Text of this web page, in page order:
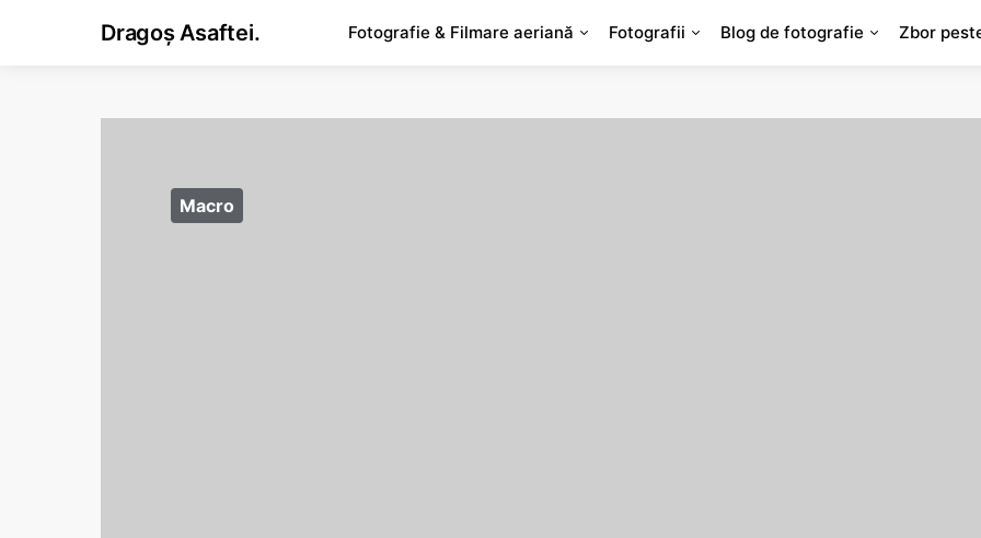
Dragoș Asaftei. Fotografie & Filmare aeriană Fotografii Blog de fotografie Zbor
Macro